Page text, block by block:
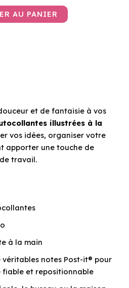
AU PANIER
et de fantaisie à vos
illustrées à la
vos idées, organiser votre
apporter une touche de
travail.
à la main
véritables notes Post-it® pour
fiable et repositionnable